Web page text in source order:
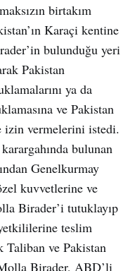
birtakım
Karaçi kentine
bulunduğu yeri
Pakistan
ya da
ve Pakistan
izin vermelerini istedi.
bulunan
Genelkurmay
kuvvetlerine ve
Birader’i tutuklayıp
teslim
Taliban ve Pakistan
Birader, ABD’li